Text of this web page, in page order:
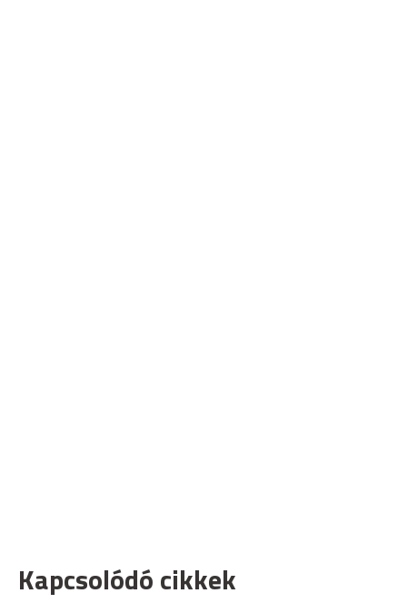
Kapcsolódó cikkek